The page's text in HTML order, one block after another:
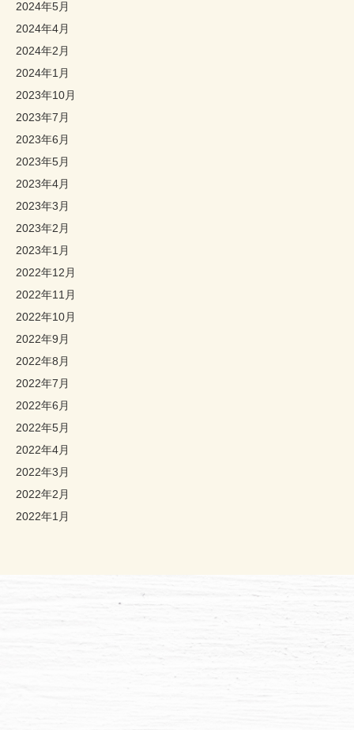
2024年5月
2024年4月
2024年2月
2024年1月
2023年10月
2023年7月
2023年6月
2023年5月
2023年4月
2023年3月
2023年2月
2023年1月
2022年12月
2022年11月
2022年10月
2022年9月
2022年8月
2022年7月
2022年6月
2022年5月
2022年4月
2022年3月
2022年2月
2022年1月